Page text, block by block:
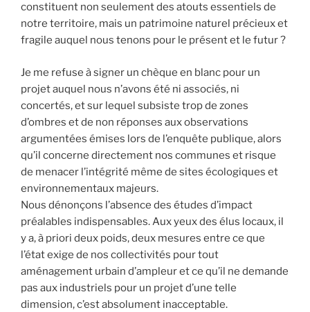
constituent non seulement des atouts essentiels de
notre territoire, mais un patrimoine naturel précieux et
fragile auquel nous tenons pour le présent et le futur ?
Je me refuse à signer un chèque en blanc pour un
projet auquel nous n’avons été ni associés, ni
concertés, et sur lequel subsiste trop de zones
d’ombres et de non réponses aux observations
argumentées émises lors de l’enquête publique, alors
qu’il concerne directement nos communes et risque
de menacer l’intégrité même de sites écologiques et
environnementaux majeurs.
Nous dénonçons l’absence des études d’impact
préalables indispensables. Aux yeux des élus locaux, il
y a, à priori deux poids, deux mesures entre ce que
l’état exige de nos collectivités pour tout
aménagement urbain d’ampleur et ce qu’il ne demande
pas aux industriels pour un projet d’une telle
dimension, c’est absolument inacceptable.